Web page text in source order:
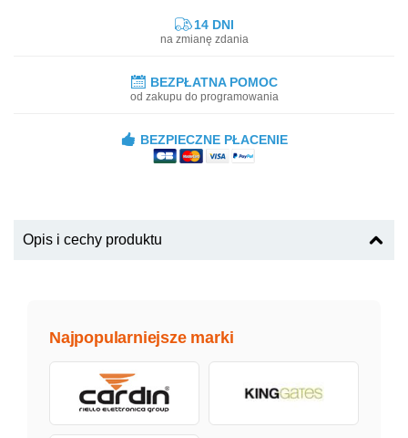
14 DNI
na zmianę zdania
BEZPŁATNA POMOC
od zakupu do programowania
BEZPIECZNE PŁACENIE
Opis i cechy produktu
Najpopularniejsze marki